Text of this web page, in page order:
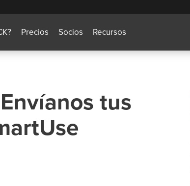
Precios Socios Recursos
tus